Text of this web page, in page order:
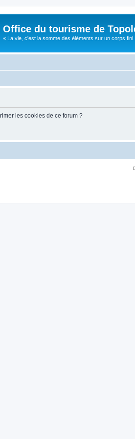
Office du tourisme de
« La vie, c'est la somme des éléments sur un corps
les cookies de ce forum ?